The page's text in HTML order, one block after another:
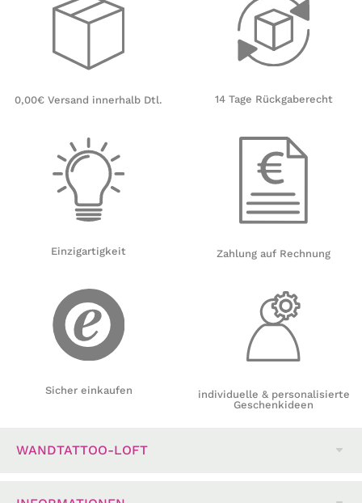
0,00€ Versand innerhalb Dtl.
Einzigartigkeit
Sicher einkaufen
14 Tage Rückgaberecht
Zahlung auf Rechnung
individuelle & personalisierte
Geschenkideen
WANDTATTOO-LOFT